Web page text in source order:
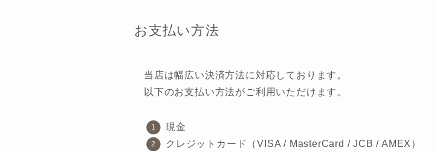
お支払い方法
当店は幅広い決済方法に対応しております。
以下のお支払い方法がご利用いただけます。
現金
クレジットカード（VISA / MasterCard / JCB / AMEX）